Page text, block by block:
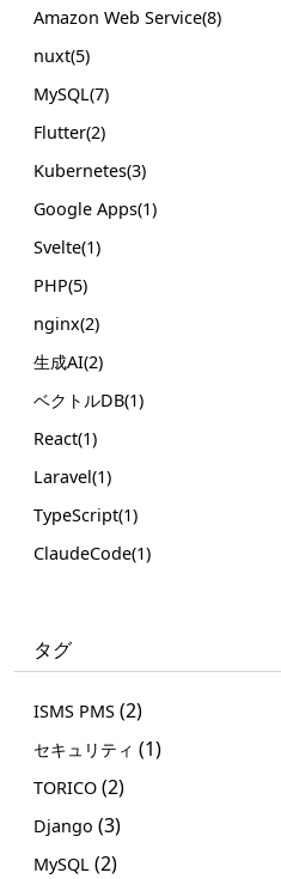
Amazon Web Service(8)
nuxt(5)
MySQL(7)
Flutter(2)
Kubernetes(3)
Google Apps(1)
Svelte(1)
PHP(5)
nginx(2)
生成AI(2)
ベクトルDB(1)
React(1)
Laravel(1)
TypeScript(1)
ClaudeCode(1)
タグ
ISMS PMS (2)
セキュリティ (1)
TORICO (2)
Django (3)
MySQL (2)